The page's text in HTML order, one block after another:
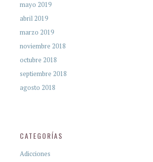
mayo 2019
abril 2019
marzo 2019
noviembre 2018
octubre 2018
septiembre 2018
agosto 2018
CATEGORÍAS
Adicciones